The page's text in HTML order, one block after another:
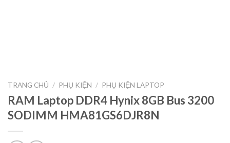
TRANG CHỦ / PHỤ KIỆN / PHỤ KIỆN LAPTOP
RAM Laptop DDR4 Hynix 8GB Bus 3200
SODIMM HMA81GS6DJR8N